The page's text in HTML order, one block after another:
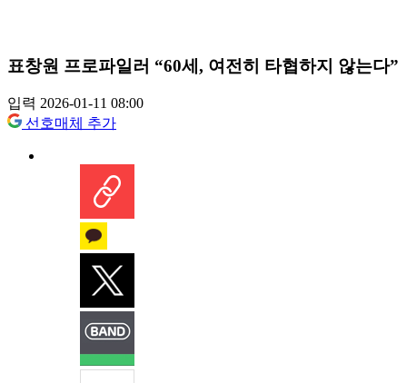
표창원 프로파일러 “60세, 여전히 타협하지 않는다”
입력 2026-01-11 08:00
선호매체 추가